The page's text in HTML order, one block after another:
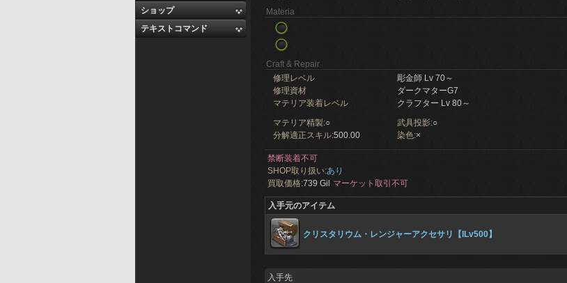
ショップ
テキストコマンド
Materia
Craft & Repair
修理レベル
彫金師 Lv 70～
修理資材
ダークマターG7
マテリア装着レベル
クラフター Lv 80～
マテリア精製:○ 武具投影:○
分解適正スキル:500.00 染色:×
禁断装着不可
SHOP取り扱い:あり
買取価格:739 Gil マーケット取引不可
入手元のアイテム
クリスタリウム・レンジャーアクセサリ【ILv500】
入手先